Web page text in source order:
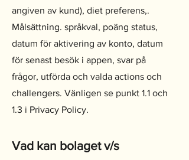
angiven av kund), diet preferens,.
Målsättning. språkval, poäng status,
datum för aktivering av konto, datum
för senast besök i appen, svar på
frågor, utförda och valda actions och
challengers. Vänligen se punkt 1.1 och
1.3 i Privacy Policy.
Vad kan bolaget v/s